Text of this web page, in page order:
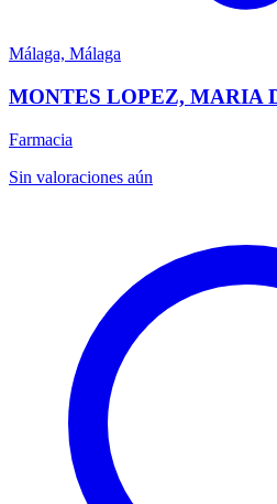
Málaga, Málaga
MONTES LOPEZ, MARIA
Farmacia
Sin valoraciones aún